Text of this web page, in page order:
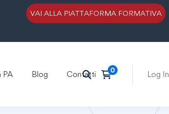
VAI ALLA PIATTAFORMA FORMATIVA
PA Blog Contatti Log In